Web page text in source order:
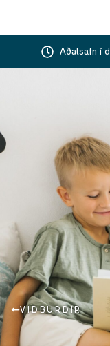
Aðalsafn í
VIÐBURÐIR